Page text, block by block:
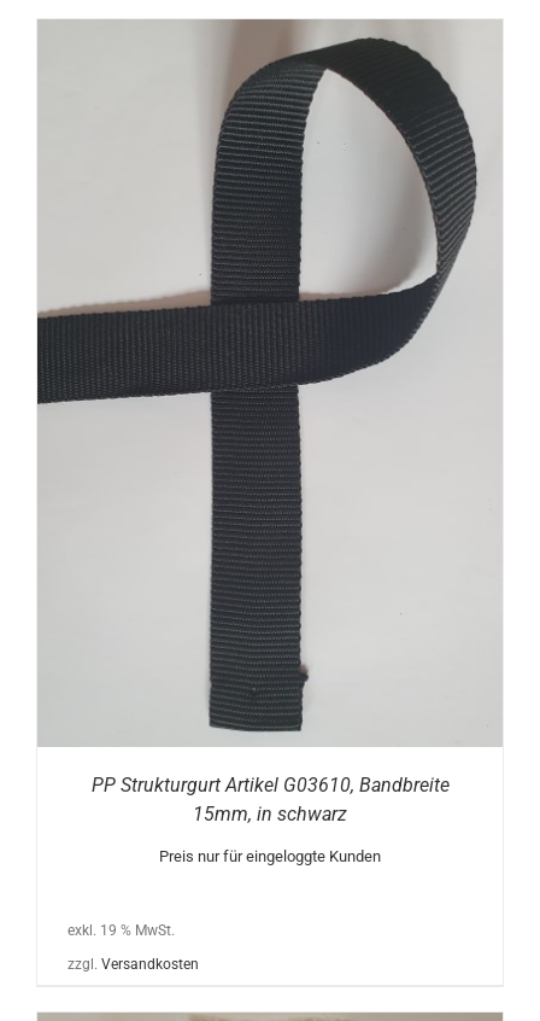
PP Strukturgurt Artikel G03610, Bandbreite
15mm, in schwarz
Preis nur für eingeloggte Kunden
exkl. 19 % MwSt.
zzgl. Versandkosten